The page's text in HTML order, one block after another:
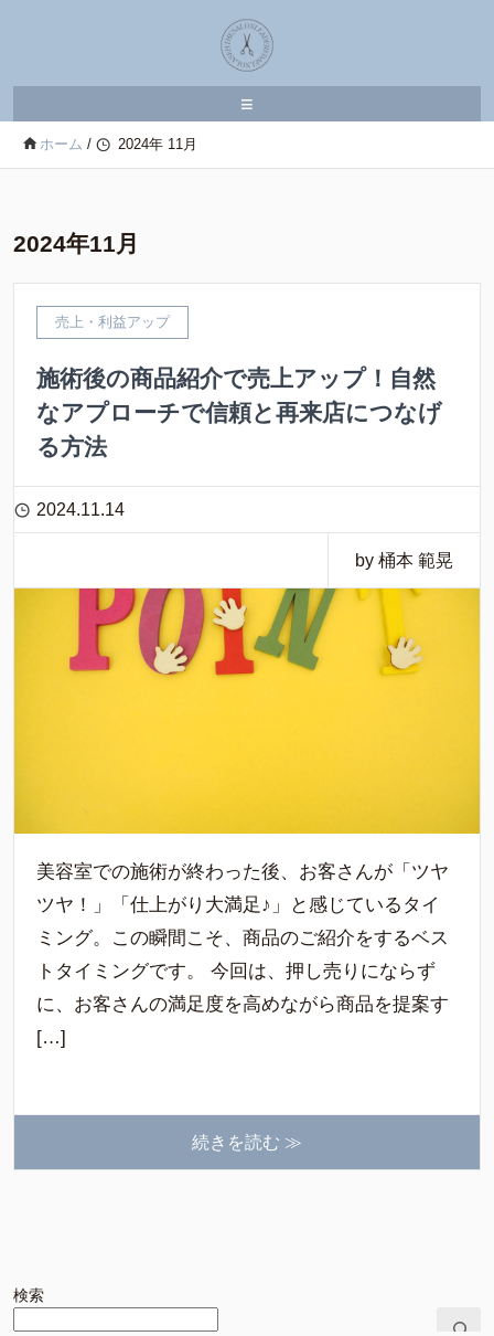
≡
ホーム / 2024年 11月
2024年11月
売上・利益アップ
施術後の商品紹介で売上アップ！自然
なアプローチで信頼と再来店につなげ
る方法
2024.11.14
by 桶本 範晃
美容室での施術が終わった後、お客さんが「ツヤ
ツヤ！」「仕上がり大満足♪」と感じているタイ
ミング。この瞬間こそ、商品のご紹介をするベス
トタイミングです。 今回は、押し売りにならず
に、お客さんの満足度を高めながら商品を提案す
[…]
続きを読む ≫
検索